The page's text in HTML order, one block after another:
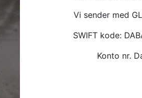
Vi sender med
SWIFT kode:
Konto nr.